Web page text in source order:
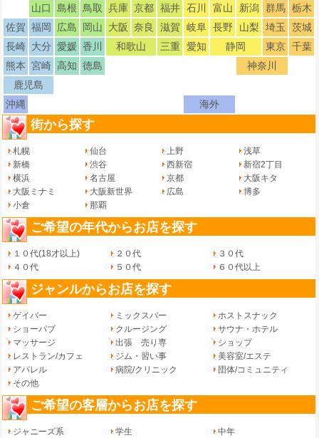
山口
島根 鳥取 兵庫 京都 福井 石川 富山 新潟 群馬 栃木
佐賀 福岡 広島 岡山 大阪 奈良 滋賀 岐阜 長野 山梨 埼玉
茨城
長崎 大分 愛媛 香川 和歌山 三重 愛知 静岡 東京 千葉
熊本 宮崎 高知 徳島
神奈川
鹿児島
沖縄
海外
街から探す
札幌 仙台 上野
浅草
新橋
渋谷 西新宿
新宿2丁目
横浜
名古屋 京都
大阪キタ
大阪ミナミ
大阪新世界 広島
博多
小倉
那覇
ご希望の年代からお店を探す
１０代(18才以上) ２０代
３０代
４０代
５０代 ６０代以上
ジャンルからお店を探す
ゲイバー ミックスバー
ホストスナック
ショーパブ
クルージング
サウナ・ホテル
マッサージ
出張 売り専
ショップ
レストラン/カフェ
ジム・習い事
美容室/エステ
アパレル
病院/クリニック
団体/コミュニティ
その他
ご希望の客層からお店を探す
ジャニーズ系 学生
中年